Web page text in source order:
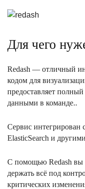
Для чего
Redash — отличный
кодом для
предоставляет
данными в команде..
Сервис интегрирован
ElasticSearch и
С помощью Redash вы
держать всё под
критических